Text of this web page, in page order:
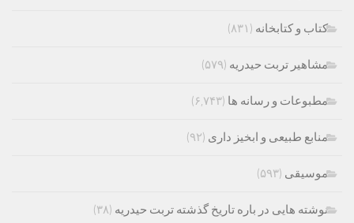
کتاب و کتابخانه (۸۳۱)
مشاهیر تربت حیدریه (۵۷۹)
مطبوعات و رسانه ها (۶,۷۴۳)
منابع طبیعی و ابخیز داری (۹۲)
موسیقی (۵۹۳)
نوشته هایی در باره تاریخ گذشته تربت حیدریه (۳۸)